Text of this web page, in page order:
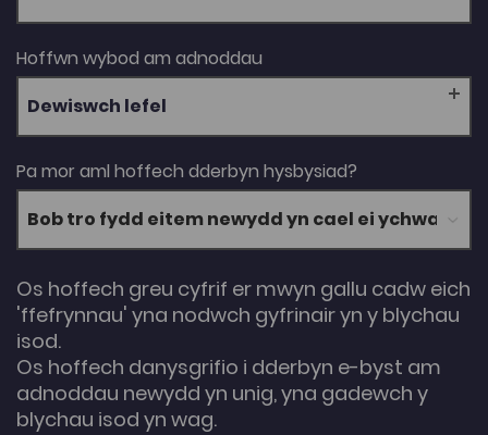
Hoffwn wybod am adnoddau
Dewiswch lefel
Pa mor aml hoffech dderbyn hysbysiad?
Os hoffech greu cyfrif er mwyn gallu cadw eich
'ffefrynnau' yna nodwch gyfrinair yn y blychau
isod.
Os hoffech danysgrifio i dderbyn e-byst am
adnoddau newydd yn unig, yna gadewch y
blychau isod yn wag.